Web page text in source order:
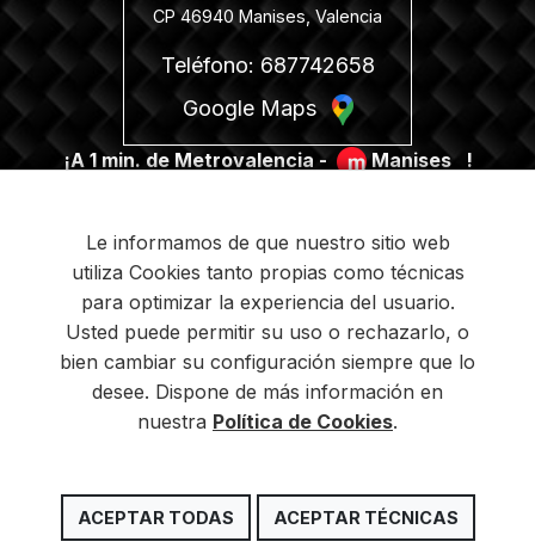
CP 46940 Manises, Valencia
Teléfono: 687742658
Google Maps
¡A 1 min. de Metrovalencia - Manises !
PROGRAMA KIT DIGITAL FINANCIADO POR LOS
FONDOS NEXT GENERATION DEL MECANISMO DE
RECUPERACIÓN Y RESILIENCIA
Copyright © 2026 Shark Racing Products -Aviso
legal-Condiciones de venta-Política de
Le informamos de que nuestro sitio web
utiliza Cookies tanto propias como técnicas
para optimizar la experiencia del usuario.
Usted puede permitir su uso o rechazarlo, o
bien cambiar su configuración siempre que lo
desee. Dispone de más información en
nuestra Política de Cookies.
ACEPTAR TODAS ACEPTAR TÉCNICAS